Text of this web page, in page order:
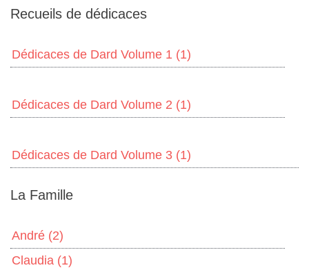
Recueils de dédicaces
Dédicaces de Dard Volume 1 (1)
Dédicaces de Dard Volume 2 (1)
Dédicaces de Dard Volume 3 (1)
La Famille
André (2)
Claudia (1)